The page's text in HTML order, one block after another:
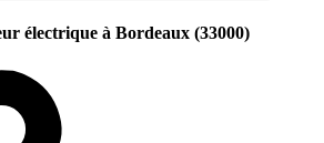
électrique à Bordeaux (33000)